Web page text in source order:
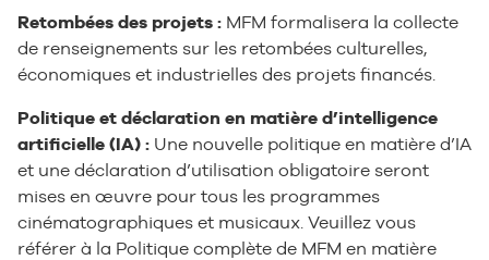
Retombées des projets : MFM formalisera la collecte
de renseignements sur les retombées culturelles,
économiques et industrielles des projets financés.
Politique et déclaration en matière d’intelligence
artificielle (IA) : Une nouvelle politique en matière d’IA
et une déclaration d’utilisation obligatoire seront
mises en œuvre pour tous les programmes
cinématographiques et musicaux. Veuillez vous
référer à la Politique complète de MFM en matière